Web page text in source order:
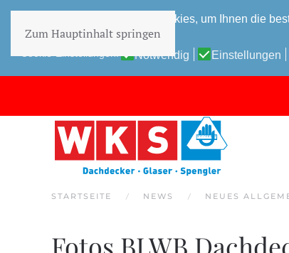
Diese Website verwendet Cookies, um Ihnen die
Datenschutz-Bestimmungen
Notwendig Einstellungen
Zum Hauptinhalt springen
STARTSEITE NEWS NEUES
Fotos BLWB